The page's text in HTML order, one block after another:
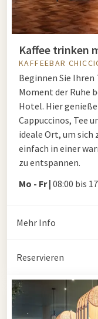
Kaffee trinken
KAFFEEBAR
Beginnen Sie Ihren
Moment der Ruhe
Hotel. Hier
Cappuccinos, Tee
ideale Ort, um
einfach in einer
zu entspannen.
Mo - Fr | 08:00 bis
Mehr Info
Reservieren